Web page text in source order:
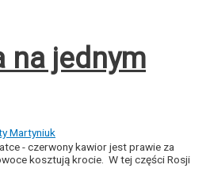
na jednym
Martyniuk
- czerwony kawior jest prawie za
kosztują krocie. W tej części Rosji